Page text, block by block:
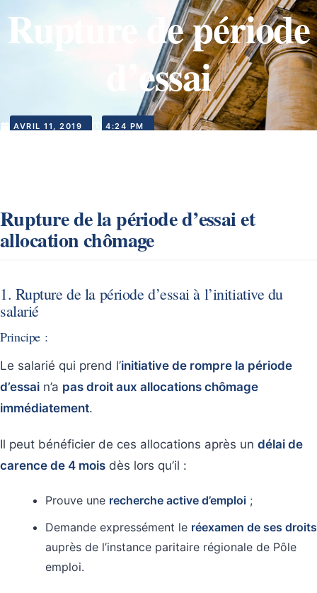
Rupture de période
d’essai
AVRIL 11, 2019 4:24 PM
Rupture de la période d’essai et
allocation chômage
1. Rupture de la période d’essai à l’initiative du
salarié
Principe :
Le salarié qui prend l’initiative de rompre la période
d’essai n’a pas droit aux allocations chômage
immédiatement.
Il peut bénéficier de ces allocations après un délai de
carence de 4 mois dès lors qu’il :
Prouve une recherche active d’emploi ;
Demande expressément le réexamen de ses droits
auprès de l’instance paritaire régionale de Pôle
emploi.